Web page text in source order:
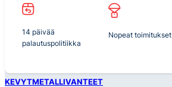
14 päivää
palautuspolitiikka
Nopeat toimitukset
KEVYTMETALLIVANTEET